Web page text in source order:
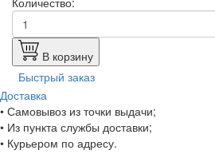
В корзину
Быстрый заказ
Доставка
• Самовывоз из точки выдачи;
• Из пункта службы доставки;
• Курьером по адресу.